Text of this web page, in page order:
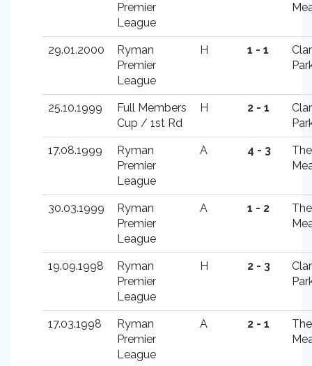
Premier
League
29.01.2000
Ryman
Premier
League
H 1 - 1
25.10.1999
Full Members
Cup / 1st Rd
H 2 - 1
17.08.1999
Ryman
Premier
League
A 4 - 3
The
30.03.1999
Ryman
Premier
League
A 1 - 2
The
19.09.1998
Ryman
Premier
League
H 2 - 3
17.03.1998
Ryman
Premier
League
A 2 - 1
The